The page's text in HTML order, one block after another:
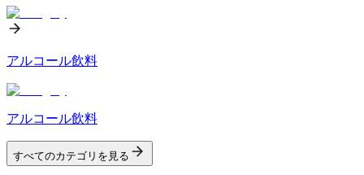
アルコール飲料
アルコール飲料
すべてのカテゴリを見る